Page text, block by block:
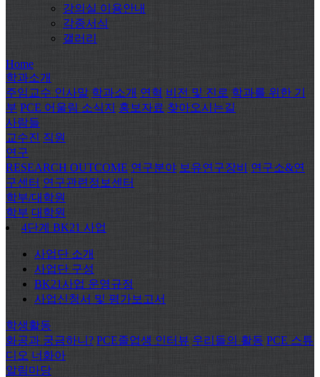
강의실 이용안내
각종서식
갤러리
Home
학과소개
주임교수 인사말 학과소개 연혁 비전 및 진로 학과를 위한 기
부 PCE 어울림 소식지 홍보자료 찾아오시는길
사람들
교수진 직원
연구
RESEARCH OUTCOME 연구분야 보유연구장비
연구소&연
구센터 연구관련정보센터
학부/대학원
학부 대학원
4단계 BK21 사업
사업단 소개
사업단 구성
BK21사업 운영규정
사업신청서 및 평가보고서
학생활동
화공과 궁금하니? PCE졸업생 인터뷰 우리들의 활동 PCE 스튜
디오 너화아
알림마당